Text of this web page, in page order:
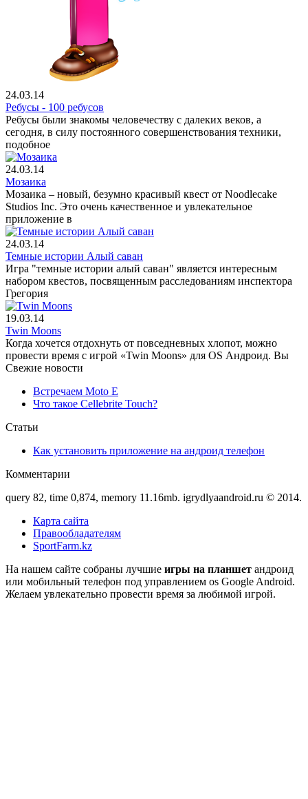
24.03.14
Ребусы - 100 ребусов
Ребусы были знакомы человечеству с далеких веков, а
сегодня, в силу постоянного совершенствования техники,
подобное
24.03.14
Мозаика
Мозаика – новый, безумно красивый квест от Noodlecake
Studios Inc. Это очень качественное и увлекательное
приложение в
24.03.14
Темные истории Алый саван
Игра "темные истории алый саван" является интересным
набором квестов, посвященным расследованиям инспектора
Грегория
19.03.14
Twin Moons
Когда хочется отдохнуть от повседневных хлопот, можно
провести время с игрой «Twin Moons» для OS Андроид. Вы
Свежие новости
Встречаем Moto E
Что такое Cellebrite Touch?
Статьи
Как установить приложение на андроид телефон
Комментарии
query 82, time 0,874, memory 11.16mb. igrydlyaandroid.ru © 2014.
Карта сайта
Правообладателям
SportFarm.kz
На нашем сайте собраны лучшие игры на планшет андроид
или мобильный телефон под управлением os Google Android.
Желаем увлекательно провести время за любимой игрой.